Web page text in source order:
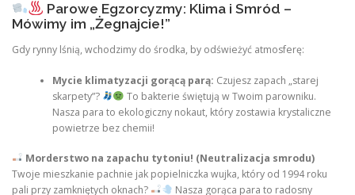
Parowe Egzorcyzmy: Klima i Smród –
Mówimy im „Żegnajcie!”
Gdy rynny lśnią, wchodzimy do środka, by odświeżyć atmosferę:
Mycie klimatyzacji gorącą parą: Czujesz zapach „starej
skarpety”?
To bakterie świętują w Twoim parowniku.
Nasza para to ekologiczny nokaut, który zostawia krystaliczne
powietrze bez chemii!
Morderstwo na zapachu tytoniu! (Neutralizacja smrodu)
Twoje mieszkanie pachnie jak popielniczka wujka, który od 1994 roku
pali przy zamkniętych oknach?
Nasza gorąca para to radosny